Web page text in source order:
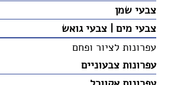
צבעי שמן
צבעי מים | צבעי גואש
עפרונות לציור ופחם
עפרונות צבעוניים